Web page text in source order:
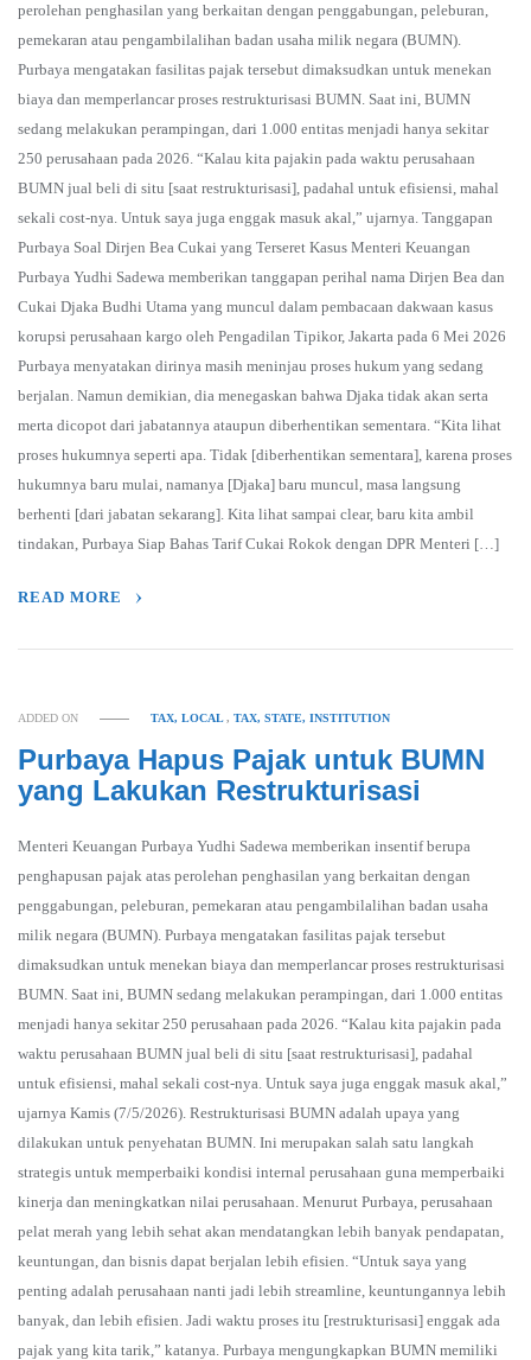
perolehan penghasilan yang berkaitan dengan penggabungan, peleburan,
pemekaran atau pengambilalihan badan usaha milik negara (BUMN).
Purbaya mengatakan fasilitas pajak tersebut dimaksudkan untuk menekan
biaya dan memperlancar proses restrukturisasi BUMN. Saat ini, BUMN
sedang melakukan perampingan, dari 1.000 entitas menjadi hanya sekitar
250 perusahaan pada 2026. “Kalau kita pajakin pada waktu perusahaan
BUMN jual beli di situ [saat restrukturisasi], padahal untuk efisiensi, mahal
sekali cost-nya. Untuk saya juga enggak masuk akal,” ujarnya. Tanggapan
Purbaya Soal Dirjen Bea Cukai yang Terseret Kasus Menteri Keuangan
Purbaya Yudhi Sadewa memberikan tanggapan perihal nama Dirjen Bea dan
Cukai Djaka Budhi Utama yang muncul dalam pembacaan dakwaan kasus
korupsi perusahaan kargo oleh Pengadilan Tipikor, Jakarta pada 6 Mei 2026
Purbaya menyatakan dirinya masih meninjau proses hukum yang sedang
berjalan. Namun demikian, dia menegaskan bahwa Djaka tidak akan serta
merta dicopot dari jabatannya ataupun diberhentikan sementara. “Kita lihat
proses hukumnya seperti apa. Tidak [diberhentikan sementara], karena proses
hukumnya baru mulai, namanya [Djaka] baru muncul, masa langsung
berhenti [dari jabatan sekarang]. Kita lihat sampai clear, baru kita ambil
tindakan, Purbaya Siap Bahas Tarif Cukai Rokok dengan DPR Menteri […]
READ MORE
ADDED ON TAX, LOCAL,TAX, STATE, INSTITUTION
Purbaya Hapus Pajak untuk BUMN
yang Lakukan Restrukturisasi
Menteri Keuangan Purbaya Yudhi Sadewa memberikan insentif berupa
penghapusan pajak atas perolehan penghasilan yang berkaitan dengan
penggabungan, peleburan, pemekaran atau pengambilalihan badan usaha
milik negara (BUMN). Purbaya mengatakan fasilitas pajak tersebut
dimaksudkan untuk menekan biaya dan memperlancar proses restrukturisasi
BUMN. Saat ini, BUMN sedang melakukan perampingan, dari 1.000 entitas
menjadi hanya sekitar 250 perusahaan pada 2026. “Kalau kita pajakin pada
waktu perusahaan BUMN jual beli di situ [saat restrukturisasi], padahal
untuk efisiensi, mahal sekali cost-nya. Untuk saya juga enggak masuk akal,”
ujarnya Kamis (7/5/2026). Restrukturisasi BUMN adalah upaya yang
dilakukan untuk penyehatan BUMN. Ini merupakan salah satu langkah
strategis untuk memperbaiki kondisi internal perusahaan guna memperbaiki
kinerja dan meningkatkan nilai perusahaan. Menurut Purbaya, perusahaan
pelat merah yang lebih sehat akan mendatangkan lebih banyak pendapatan,
keuntungan, dan bisnis dapat berjalan lebih efisien. “Untuk saya yang
penting adalah perusahaan nanti jadi lebih streamline, keuntungannya lebih
banyak, dan lebih efisien. Jadi waktu proses itu [restrukturisasi] enggak ada
pajak yang kita tarik,” katanya. Purbaya mengungkapkan BUMN memiliki